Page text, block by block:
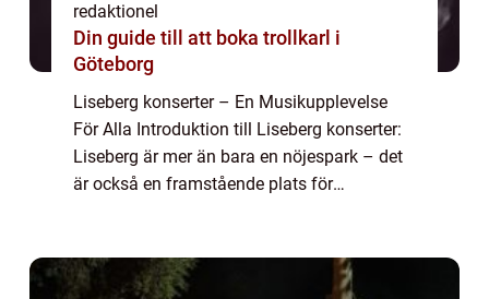
redaktionel
Din guide till att boka trollkarl i
Göteborg
Liseberg konserter – En Musikupplevelse
För Alla Introduktion till Liseberg konserter:
Liseberg är mer än bara en nöjespark – det
är också en framstående plats för